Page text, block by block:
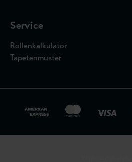
Service
Rollenkalkulator
Tapetenmuster